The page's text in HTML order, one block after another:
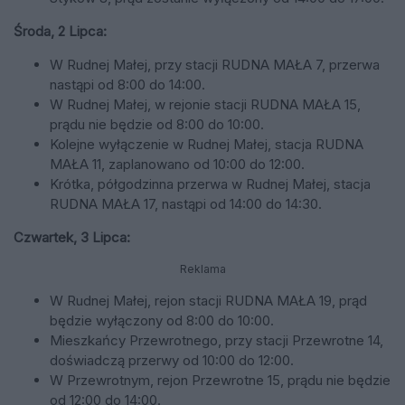
Środa, 2 Lipca:
W Rudnej Małej, przy stacji RUDNA MAŁA 7, przerwa
nastąpi od 8:00 do 14:00.
W Rudnej Małej, w rejonie stacji RUDNA MAŁA 15,
prądu nie będzie od 8:00 do 10:00.
Kolejne wyłączenie w Rudnej Małej, stacja RUDNA
MAŁA 11, zaplanowano od 10:00 do 12:00.
Krótka, półgodzinna przerwa w Rudnej Małej, stacja
RUDNA MAŁA 17, nastąpi od 14:00 do 14:30.
Czwartek, 3 Lipca:
Reklama
W Rudnej Małej, rejon stacji RUDNA MAŁA 19, prąd
będzie wyłączony od 8:00 do 10:00.
Mieszkańcy Przewrotnego, przy stacji Przewrotne 14,
doświadczą przerwy od 10:00 do 12:00.
W Przewrotnym, rejon Przewrotne 15, prądu nie będzie
od 12:00 do 14:00.